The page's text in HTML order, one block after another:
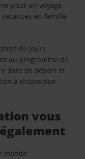
pour un voyage
en famille -
de jours
au programme de
date de départ et
à disposition.
vous
monde.